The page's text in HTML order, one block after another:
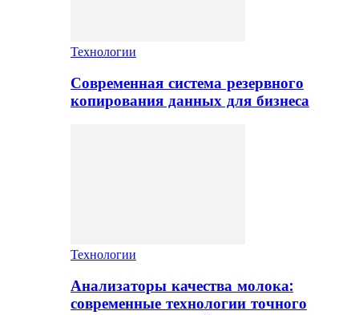
Технологии
Современная система резервного
копирования данных для бизнеса
Технологии
Анализаторы качества молока:
современные технологии точного